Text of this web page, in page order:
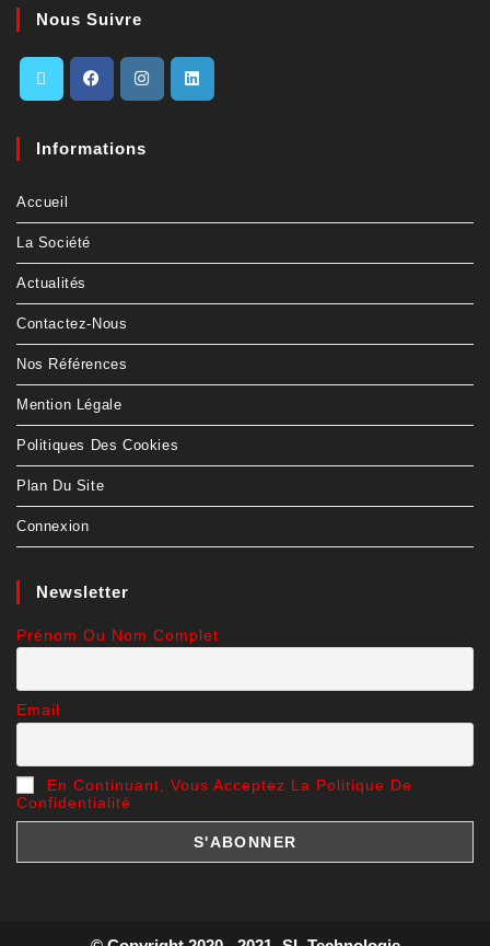
Nous Suivre
Informations
Accueil
La Société
Actualités
Contactez-Nous
Nos Références
Mention Légale
Politiques Des Cookies
Plan Du Site
Connexion
Newsletter
Prénom Ou Nom Complet
Email
En Continuant, Vous Acceptez La Politique De
Confidentialité